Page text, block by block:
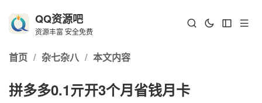
QQ资源吧
资源丰富 安全免费
首页 / 杂七杂八 / 本文内容
拼多多0.1亓开3个月省钱月卡